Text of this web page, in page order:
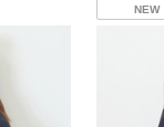
NEW